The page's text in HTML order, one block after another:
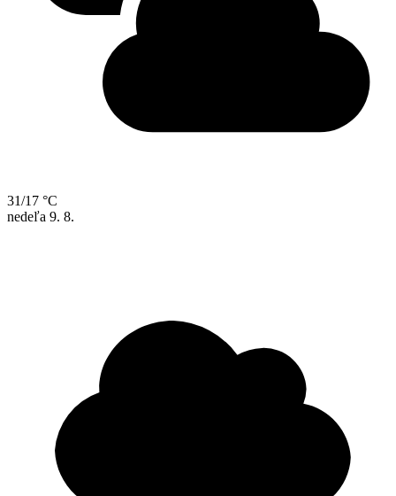
31/17 °C
nedeľa 9. 8.